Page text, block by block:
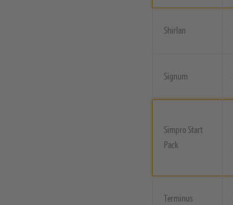
Shirlan
Signum
Simpro Start
Pack
Terminus